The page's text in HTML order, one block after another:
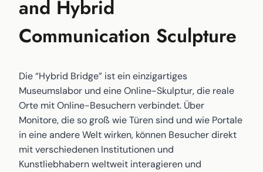
and Hybrid
Communication Sculpture
Die “Hybrid Bridge” ist ein einzigartiges
Museumslabor und eine Online-Skulptur, die reale
Orte mit Online-Besuchern verbindet. Über
Monitore, die so groß wie Türen sind und wie Portale
in eine andere Welt wirken, können Besucher direkt
mit verschiedenen Institutionen und
Kunstliebhabern weltweit interagieren und